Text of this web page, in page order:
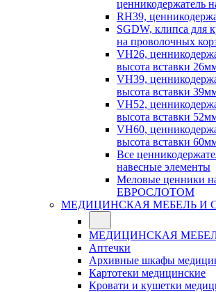
ценникодержатель
RH39,
SGDW, клипса для
на проволочных
VH26,
высота вставки
VH39,
высота вставки
VH52,
высота вставки
VH60,
высота вставки
Все
навесные элементы
Меловые ценники
ЕВРОСЛОТОМ
МЕДИЦИНСКАЯ МЕБЕЛЬ И
МЕДИЦИНСКАЯ
Аптечки
Архивные шкафы
Картотеки медицинские
Кровати и кушетки